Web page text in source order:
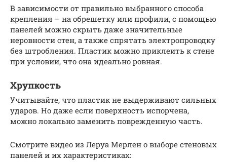
В зависимости от правильно выбранного способа
крепления – на обрешетку или профили, с помощью
панелей можно скрыть даже значительные
неровности стен, а также спрятать электропроводку
без штробления. Пластик можно приклеить к стене
при условии, что она идеально ровная.
Хрупкость
Учитывайте, что пластик не выдерживают сильных
ударов. Но даже если поверхность испорчена,
можно локально заменить поврежденную часть.
Смотрите видео из Леруа Мерлен о выборе стеновых
панелей и их характеристиках: